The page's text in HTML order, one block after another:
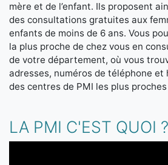
mère et de l’enfant. Ils proposent
des consultations gratuites aux
enfants de moins de 6 ans. Vous
la plus proche de chez vous en
de votre département, où vous
adresses, numéros de téléphone et
des centres de PMI les plus
LA PMI C'EST QUOI ?